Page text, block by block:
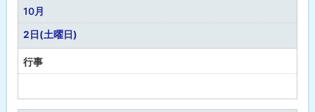
な
し
10月
2日(土曜日)
行事
定